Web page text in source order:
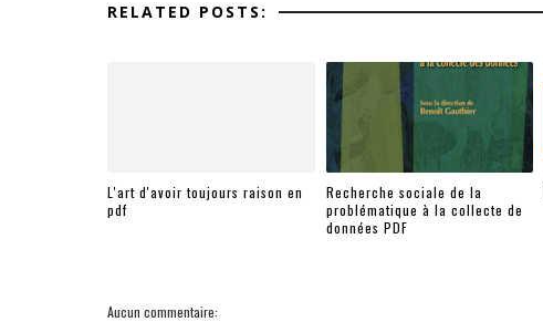
RELATED POSTS:
L'art d'avoir toujours raison en
pdf
Recherche sociale de la
problématique à la collecte de
données PDF
Aucun commentaire: